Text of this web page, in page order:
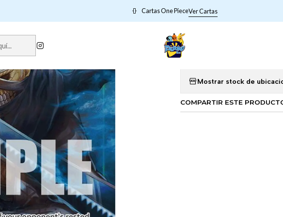
Cartas One PieceVer Cartas
006036 OP06-036 Ryuma (Full Art)
|
006036
Mostrar stock de
COMPARTIR ESTE